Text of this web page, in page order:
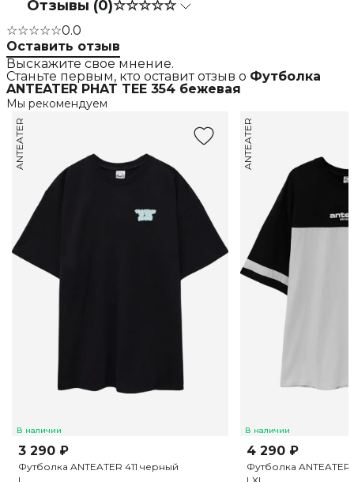
Отзывы (0)☆☆☆☆☆
☆☆☆☆☆0.0
Оставить отзыв
Выскажите свое мнение.
Станьте первым, кто оставит отзыв о Футболка
ANTEATER PHAT TEE 354 бежевая
Мы рекомендуем
В наличии
ANTEATER
3 290 ₽
Футболка ANTEATER 411 черный
В наличии
ANTEATER
4 290 ₽
Футболка ANTEATER